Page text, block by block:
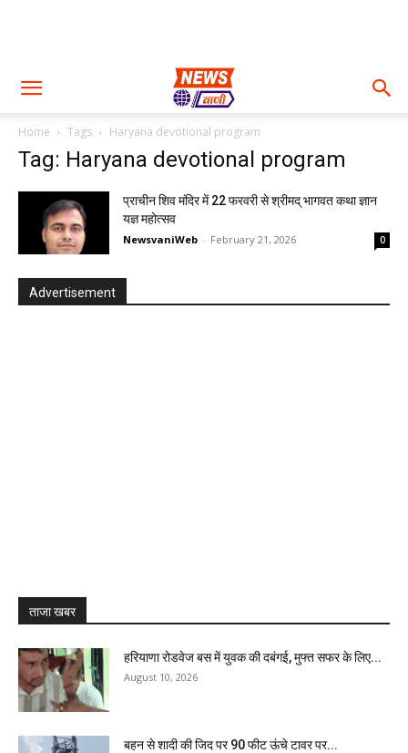
Home Tags Haryana devotional program
Tag: Haryana devotional program
प्राचीन शिव मंदिर में 22 फरवरी से श्रीमद् भागवत कथा ज्ञान
यज्ञ महोत्सव
NewsvaniWeb - February 21, 2026 0
Advertisement
ताजा खबर
हरियाणा रोडवेज बस में युवक की दबंगई, मुफ्त सफर के लिए...
August 10, 2026
बहन से शादी की जिद पर 90 फीट ऊंचे टावर पर...